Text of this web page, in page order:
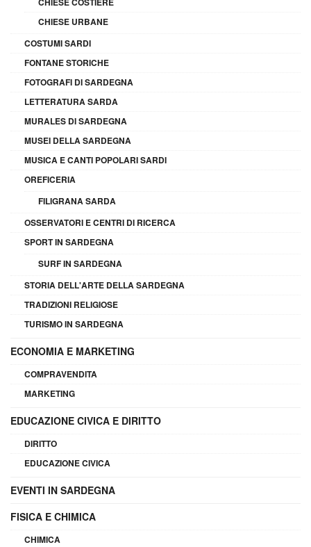
CHIESE URBANE
COSTUMI SARDI
FONTANE STORICHE
FOTOGRAFI DI SARDEGNA
LETTERATURA SARDA
MURALES DI SARDEGNA
MUSEI DELLA SARDEGNA
MUSICA E CANTI POPOLARI SARDI
OREFICERIA
FILIGRANA SARDA
OSSERVATORI E CENTRI DI RICERCA
SPORT IN SARDEGNA
SURF IN SARDEGNA
STORIA DELL'ARTE DELLA SARDEGNA
TRADIZIONI RELIGIOSE
TURISMO IN SARDEGNA
ECONOMIA E MARKETING
COMPRAVENDITA
MARKETING
EDUCAZIONE CIVICA E DIRITTO
DIRITTO
EDUCAZIONE CIVICA
EVENTI IN SARDEGNA
FISICA E CHIMICA
CHIMICA